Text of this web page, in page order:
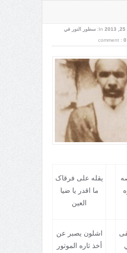
In:
سطور النور في
comment : 0
يقله علی فرقاک
ما اقدر يا ضيا
العين
اشلون يصبر عن
أخذ ثاره الموتور